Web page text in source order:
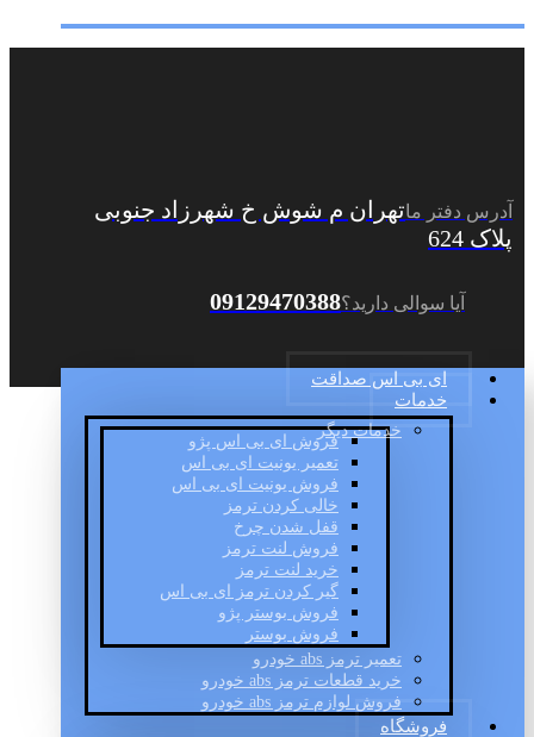
آدرس دفتر ماتهران م شوش خ شهرزاد جنوبی
پلاک 624
آیا سوالی دارید؟09129470388
ای بی اس صداقت
خدمات
خدمات دیگر
فروش ای بی اس پژو
تعمیر یونیت ای بی اس
فروش یونیت ای بی اس
خالی کردن ترمز
قفل شدن چرخ
فروش لنت ترمز
خرید لنت ترمز
گیر کردن ترمز ای بی اس
فروش بوستر پژو
فروش بوستر
تعمیر ترمز abs خودرو
خرید قطعات ترمز abs خودرو
فروش لوازم ترمز abs خودرو
فروشگاه